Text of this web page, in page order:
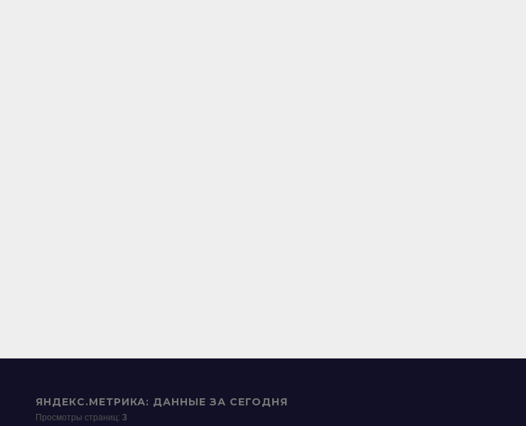
ЯНДЕКС.МЕТРИКА: ДАННЫЕ ЗА СЕГОДНЯ
Просмотры страниц: 3